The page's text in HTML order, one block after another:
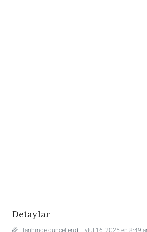
Detaylar
Tarihinde güncellendi Eylül 16, 2025 en 8:49